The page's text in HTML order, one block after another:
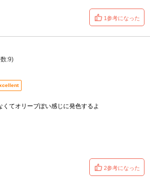
1参考になった
:9)
てオリーブぽい感じに発色するよ
2参考になった